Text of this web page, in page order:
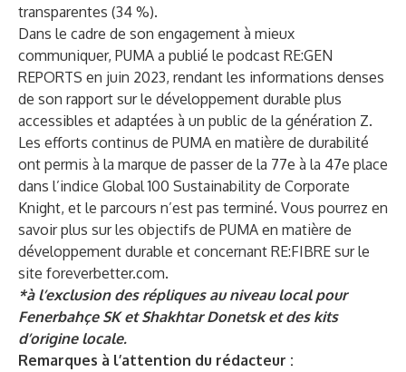
transparentes (34 %).
Dans le cadre de son engagement à mieux
communiquer, PUMA a publié le podcast RE:GEN
REPORTS en juin 2023, rendant les informations denses
de son rapport sur le développement durable plus
accessibles et adaptées à un public de la génération Z.
Les efforts continus de PUMA en matière de durabilité
ont permis à la marque de passer de la 77e à la 47e place
dans l’indice Global 100 Sustainability de Corporate
Knight, et le parcours n’est pas terminé. Vous pourrez en
savoir plus sur les objectifs de PUMA en matière de
développement durable et concernant RE:FIBRE sur le
site foreverbetter.com.
*à l’exclusion des répliques au niveau local pour
Fenerbahçe SK et Shakhtar Donetsk et des kits
d’origine locale.
Remarques à l’attention du rédacteur :